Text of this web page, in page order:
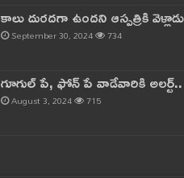
కాలు దురదగా ఉందని ఆస్పత్రికి
September 30, 2024 734
గూగుల్ పే, ఫోన్ పే వాడేవారికి
August 3, 2024 715